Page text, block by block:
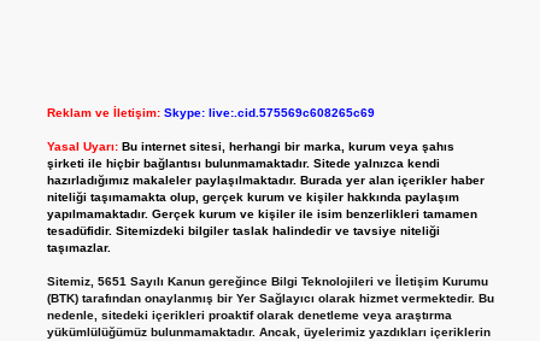
Reklam ve İletişim: Skype: live:.cid.575569c608265c69
Yasal Uyarı: Bu internet sitesi, herhangi bir marka, kurum veya şahıs
şirketi ile hiçbir bağlantısı bulunmamaktadır. Sitede yalnızca kendi
hazırladığımız makaleler paylaşılmaktadır. Burada yer alan içerikler haber
niteliği taşımamakta olup, gerçek kurum ve kişiler hakkında paylaşım
yapılmamaktadır. Gerçek kurum ve kişiler ile isim benzerlikleri tamamen
tesadüfidir. Sitemizdeki bilgiler taslak halindedir ve tavsiye niteliği
taşımazlar.
Sitemiz, 5651 Sayılı Kanun gereğince Bilgi Teknolojileri ve İletişim Kurumu
(BTK) tarafından onaylanmış bir Yer Sağlayıcı olarak hizmet vermektedir. Bu
nedenle, sitedeki içerikleri proaktif olarak denetleme veya araştırma
yükümlülüğümüz bulunmamaktadır. Ancak, üyelerimiz yazdıkları içeriklerin